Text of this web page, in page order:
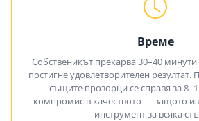
Време
Собственикът прекарва 30–40
постигне удовлетворителен резултат.
същите прозорци се справя за
компромис в качеството — защото
инструмент за всяка